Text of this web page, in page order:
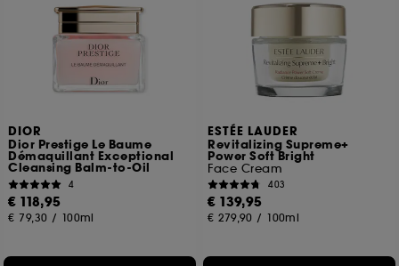
DIOR
Dior Prestige Le Baume
Démaquillant Exceptional
Cleansing Balm-to-Oil
4
€ 118,95
€ 79,30 / 100ml
ESTÉE LAUDER
Revitalizing Supreme+
Power Soft Bright
Face Cream
403
€ 139,95
€ 279,90 / 100ml